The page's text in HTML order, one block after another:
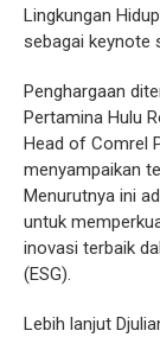
Lingkungan
sebagai keynote
Penghargaan
Pertamina Hulu
Head of Comrel
menyampaikan
Menurutnya ini
untuk
inovasi terbaik
(ESG).
Lebih lanjut